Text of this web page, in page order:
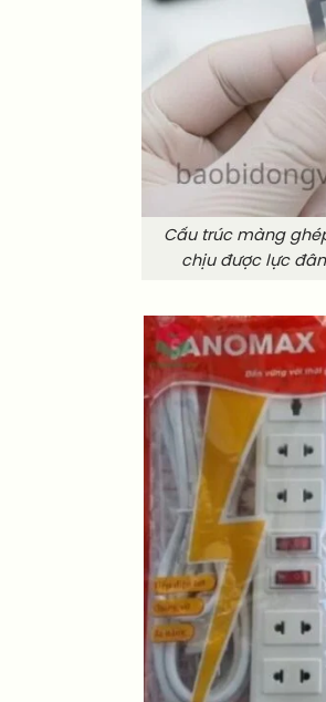
Cấu trúc màng
chịu được lực